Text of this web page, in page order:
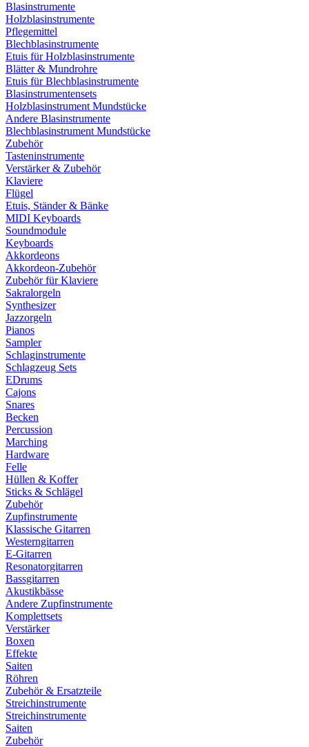
Blasinstrumente
Holzblasinstrumente
Pflegemittel
Blechblasinstrumente
Etuis für Holzblasinstrumente
Blätter & Mundrohre
Etuis für Blechblasinstrumente
Blasinstrumentensets
Holzblasinstrument Mundstücke
Andere Blasinstrumente
Blechblasinstrument Mundstücke
Zubehör
Tasteninstrumente
Verstärker & Zubehör
Klaviere
Flügel
Etuis, Ständer & Bänke
MIDI Keyboards
Soundmodule
Keyboards
Akkordeons
Akkordeon-Zubehör
Zubehör für Klaviere
Sakralorgeln
Synthesizer
Jazzorgeln
Pianos
Sampler
Schlaginstrumente
Schlagzeug Sets
EDrums
Cajons
Snares
Becken
Percussion
Marching
Hardware
Felle
Hüllen & Koffer
Sticks & Schlägel
Zubehör
Zupfinstrumente
Klassische Gitarren
Westerngitarren
E-Gitarren
Resonatorgitarren
Bassgitarren
Akustikbässe
Andere Zupfinstrumente
Komplettsets
Verstärker
Boxen
Effekte
Saiten
Röhren
Zubehör & Ersatzteile
Streichinstrumente
Streichinstrumente
Saiten
Zubehör